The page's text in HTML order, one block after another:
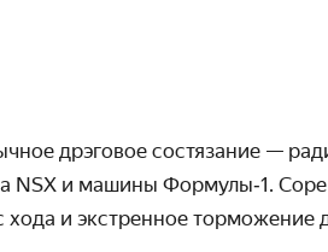
дрэговое состязание —
NSX и машины Формулы‑1.
хода и экстренное торможение